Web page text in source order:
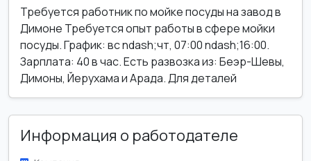
Требуется работник по мойке посуды на завод в
Димоне Требуется опыт работы в сфере мойки
посуды. График: вс ndash;чт, 07:00 ndash;16:00.
Зарплата: 40 в час. Есть развозка из: Беэр-Шевы,
Димоны, Йерухама и Арада. Для деталей
Информация о работодателе